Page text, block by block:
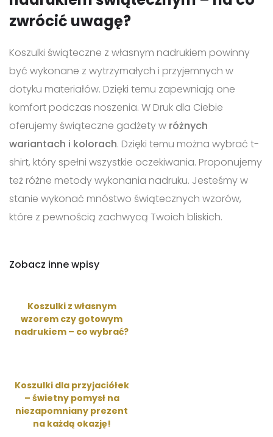
zwrócić uwagę?
Koszulki świąteczne z własnym nadrukiem powinny
być wykonane z wytrzymałych i przyjemnych w
dotyku materiałów. Dzięki temu zapewniają one
komfort podczas noszenia. W Druk dla Ciebie
oferujemy świąteczne gadżety w różnych
wariantach i kolorach. Dzięki temu można wybrać t-
shirt, który spełni wszystkie oczekiwania. Proponujemy
też różne metody wykonania nadruku. Jesteśmy w
stanie wykonać mnóstwo świątecznych wzorów,
które z pewnością zachwycą Twoich bliskich.
Zobacz inne wpisy
Koszulki z własnym
wzorem czy gotowym
nadrukiem – co wybrać?
Koszulki dla przyjaciółek
– świetny pomysł na
niezapomniany prezent
na każdą okazję!